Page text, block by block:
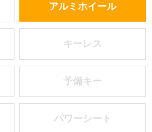
アルミホイール
キーレス
予備キー
パワーシート